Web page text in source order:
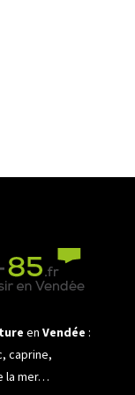
en Vendée :
caprine,
la mer…